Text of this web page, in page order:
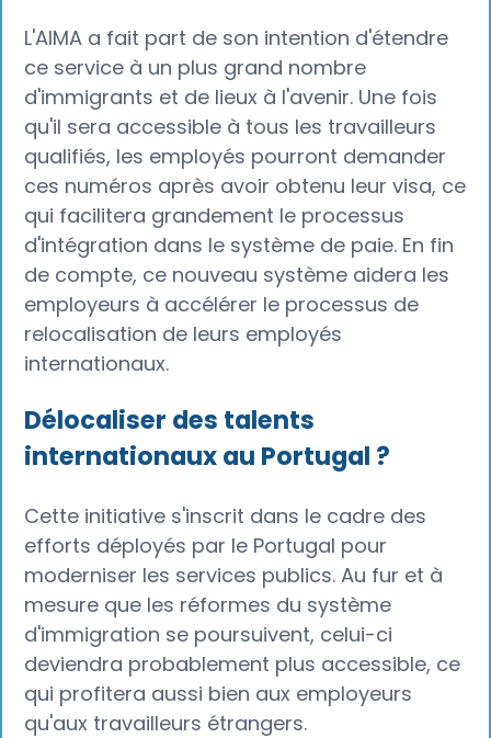
L'AIMA a fait part de son intention d'étendre
ce service à un plus grand nombre
d'immigrants et de lieux à l'avenir. Une fois
qu'il sera accessible à tous les travailleurs
qualifiés, les employés pourront demander
ces numéros après avoir obtenu leur visa, ce
qui facilitera grandement le processus
d'intégration dans le système de paie. En fin
de compte, ce nouveau système aidera les
employeurs à accélérer le processus de
relocalisation de leurs employés
internationaux.
Délocaliser des talents
internationaux au Portugal ?
Cette initiative s'inscrit dans le cadre des
efforts déployés par le Portugal pour
moderniser les services publics. Au fur et à
mesure que les réformes du système
d'immigration se poursuivent, celui-ci
deviendra probablement plus accessible, ce
qui profitera aussi bien aux employeurs
qu'aux travailleurs étrangers.